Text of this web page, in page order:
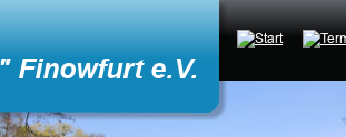
Finowfurt e.V.